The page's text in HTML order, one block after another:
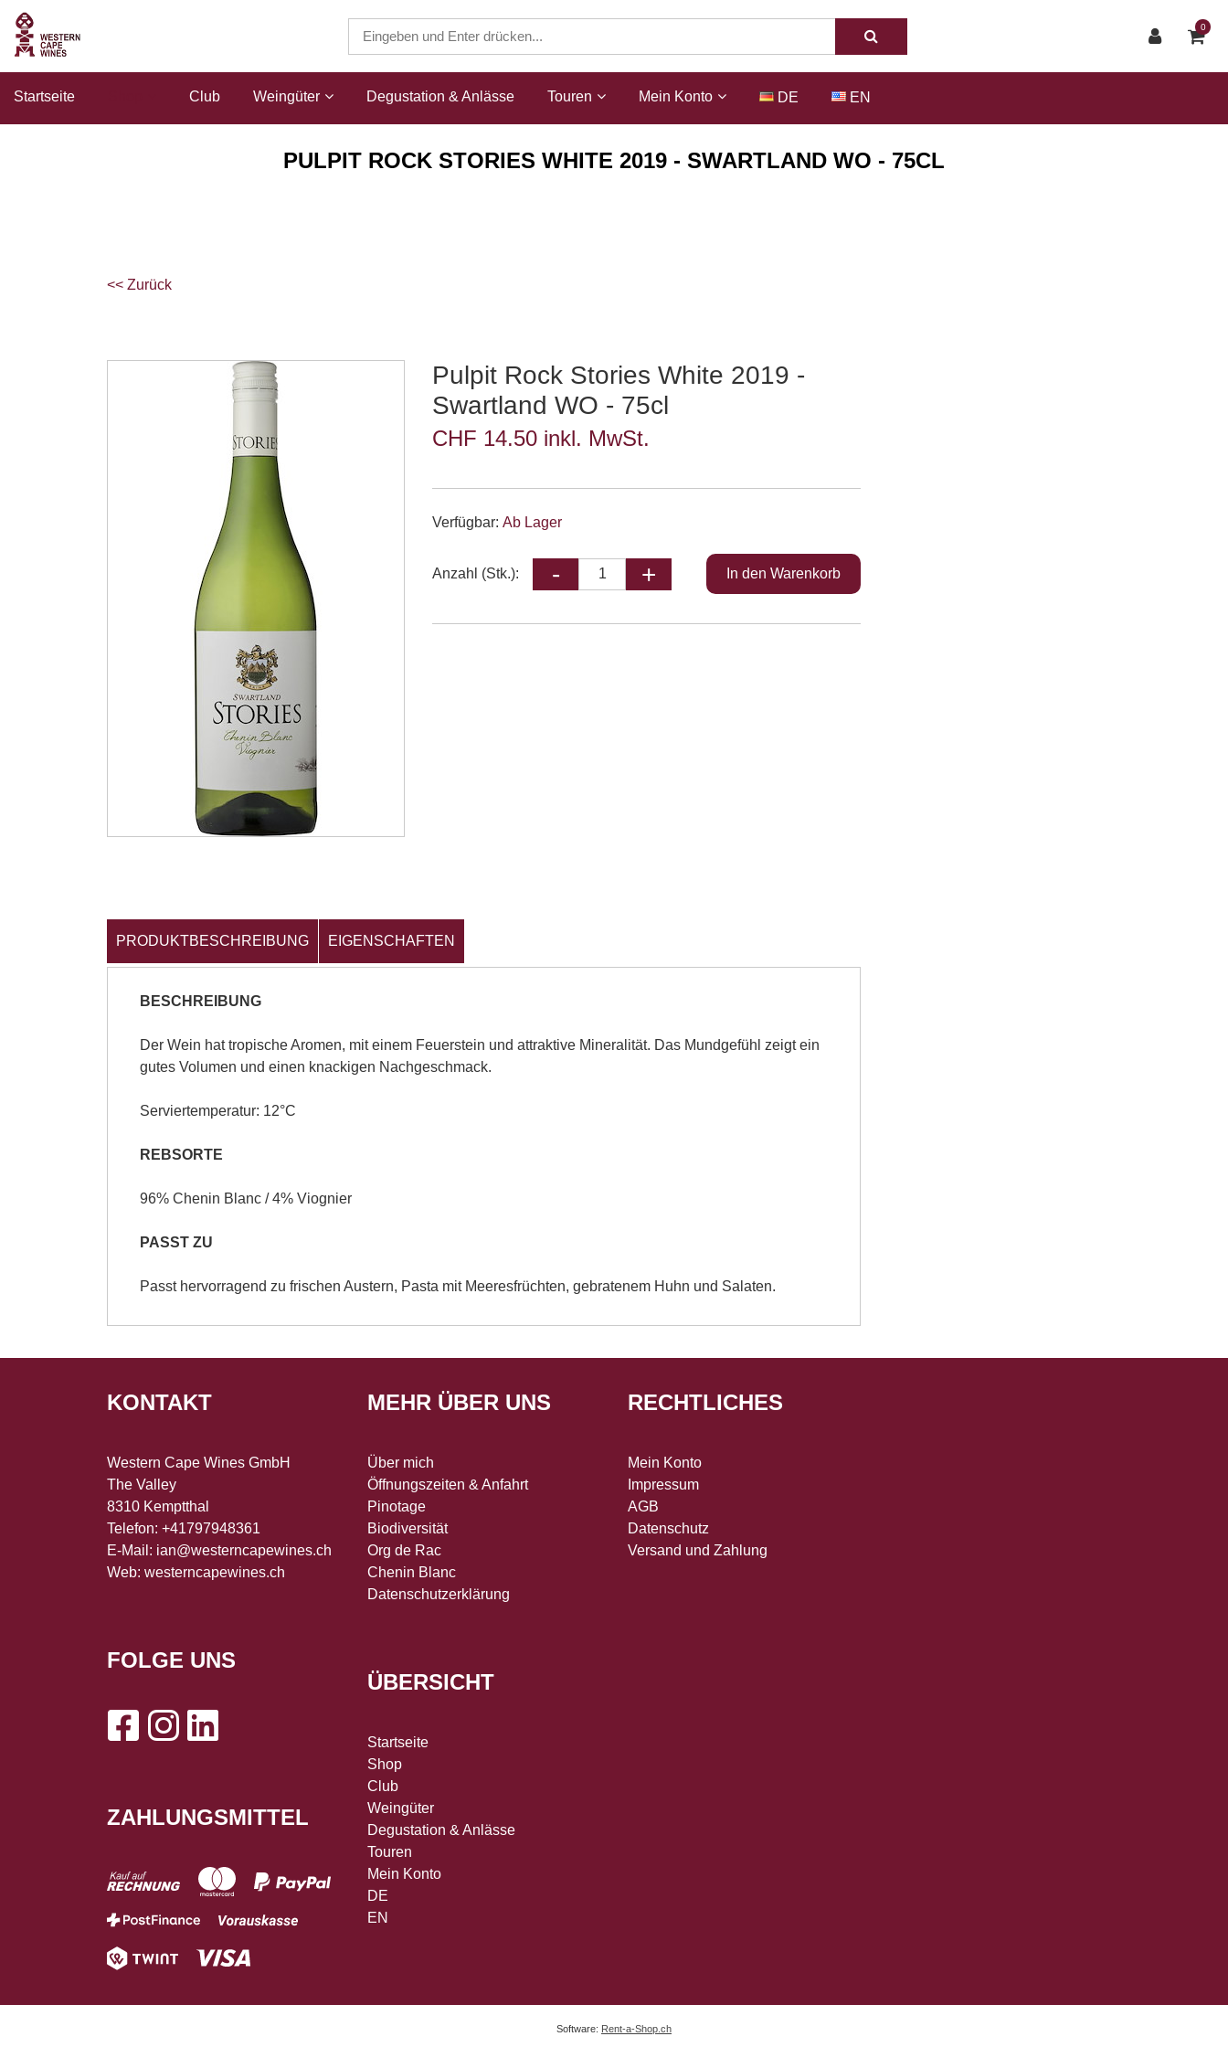
0
Startseite Club Weingüter Degustation & Anlässe Touren Mein Konto DE EN
PULPIT ROCK STORIES WHITE 2019 - SWARTLAND WO - 75CL
<< Zurück
Pulpit Rock Stories White 2019 -
Swartland WO - 75cl
CHF 14.50 inkl. MwSt.
Verfügbar:Ab Lager
Anzahl (Stk.):
PRODUKTBESCHREIBUNG EIGENSCHAFTEN
BESCHREIBUNG
Der Wein hat tropische Aromen, mit einem Feuerstein und attraktive Mineralität. Das Mundgefühl zeigt ein
gutes Volumen und einen knackigen Nachgeschmack.
Serviertemperatur: 12°C
REBSORTE
96% Chenin Blanc / 4% Viognier
PASST ZU
Passt hervorragend zu frischen Austern, Pasta mit Meeresfrüchten, gebratenem Huhn und Salaten.
KONTAKT
Western Cape Wines GmbH
The Valley
8310 Kemptthal
Telefon: +41797948361
E-Mail: ian@westerncapewines.ch
Web: westerncapewines.ch
FOLGE UNS
ZAHLUNGSMITTEL
MEHR ÜBER UNS
Über mich
Öffnungszeiten & Anfahrt
Pinotage
Biodiversität
Org de Rac
Chenin Blanc
Datenschutzerklärung
ÜBERSICHT
Startseite
Shop
Club
Weingüter
Degustation & Anlässe
Touren
Mein Konto
DE
EN
RECHTLICHES
Mein Konto
Impressum
AGB
Datenschutz
Versand und Zahlung
Software: Rent-a-Shop.ch